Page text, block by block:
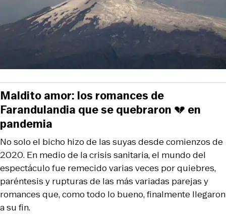
No solo el bicho hizo de las suyas desde comienzos de
2020. En medio de la crisis sanitaria, el mundo del
espectáculo fue remecido varias veces por quiebres,
paréntesis y rupturas de las más variadas parejas y
romances que, como todo lo bueno, finalmente llegaron
a su fin.
Maldito amor: los romances de
Farandulandia que se quebraron 💔 en
pandemia